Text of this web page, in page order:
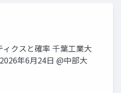
ィクスと確率 千葉工業大
年6月24日 @中部大